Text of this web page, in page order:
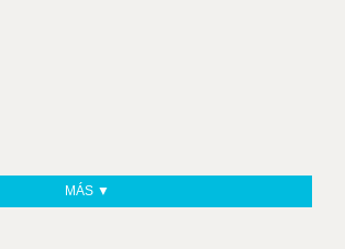
MÁS ▼